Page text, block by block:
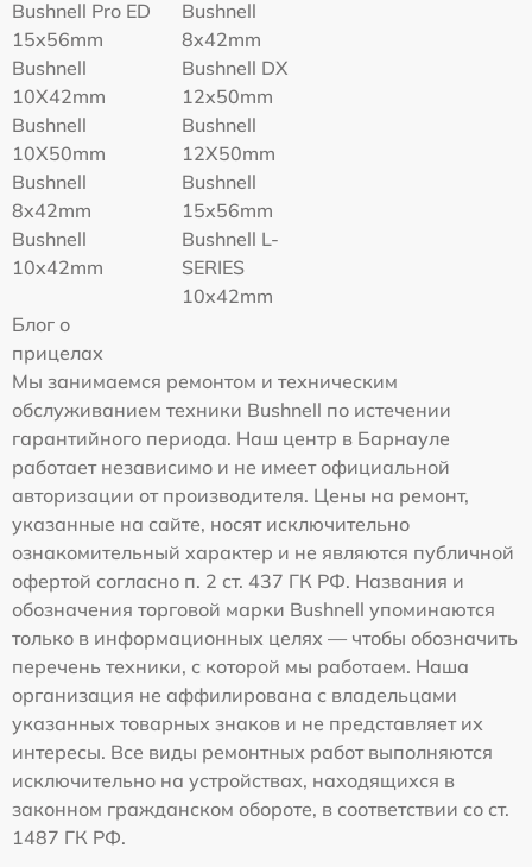
Bushnell Pro ED
15x56mm
Bushnell
8x42mm
Bushnell
10X42mm
Bushnell DX
12x50mm
Bushnell
10X50mm
Bushnell
12X50mm
Bushnell
8x42mm
Bushnell
15x56mm
Bushnell
10x42mm
Bushnell L-
SERIES
10x42mm
Блог о
прицелах
Мы занимаемся ремонтом и техническим
обслуживанием техники Bushnell по истечении
гарантийного периода. Наш центр в Барнауле
работает независимо и не имеет официальной
авторизации от производителя. Цены на ремонт,
указанные на сайте, носят исключительно
ознакомительный характер и не являются публичной
офертой согласно п. 2 ст. 437 ГК РФ. Названия и
обозначения торговой марки Bushnell упоминаются
только в информационных целях — чтобы обозначить
перечень техники, с которой мы работаем. Наша
организация не аффилирована с владельцами
указанных товарных знаков и не представляет их
интересы. Все виды ремонтных работ выполняются
исключительно на устройствах, находящихся в
законном гражданском обороте, в соответствии со ст.
1487 ГК РФ.